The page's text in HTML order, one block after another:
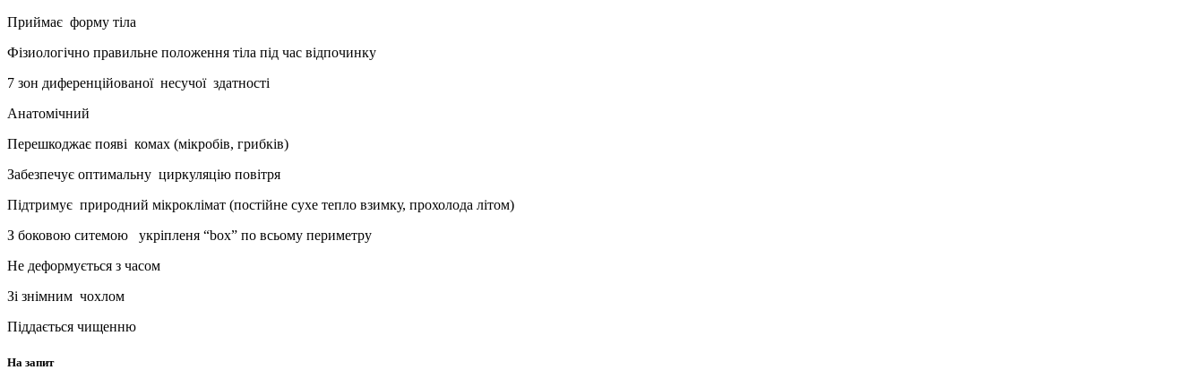
Приймає форму тіла
Фізиологічно правильне положення тіла під час відпочинку
7 зон диференційованої несучої здатності
Анатомічний
Перешкоджає появі комах (мікробів, грибків)
Забезпечує оптимальну циркуляцію повітря
Підтримує природний мікроклімат (постійне сухе тепло взимку, прохолода літом)
З боковою ситемою укріпленя “box” по всьому периметру
Не деформується з часом
Зі знімним чохлом
Піддається чищенню
На запит